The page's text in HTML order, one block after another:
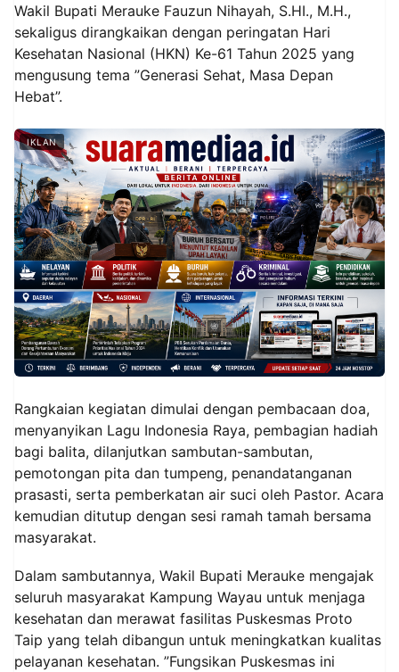
Wakil Bupati Merauke Fauzun Nihayah, S.HI., M.H.,
sekaligus dirangkaikan dengan peringatan Hari
Kesehatan Nasional (HKN) Ke-61 Tahun 2025 yang
mengusung tema ”Generasi Sehat, Masa Depan
Hebat”.
IKLAN
Rangkaian kegiatan dimulai dengan pembacaan doa,
menyanyikan Lagu Indonesia Raya, pembagian hadiah
bagi balita, dilanjutkan sambutan-sambutan,
pemotongan pita dan tumpeng, penandatanganan
prasasti, serta pemberkatan air suci oleh Pastor. Acara
kemudian ditutup dengan sesi ramah tamah bersama
masyarakat.
Dalam sambutannya, Wakil Bupati Merauke mengajak
seluruh masyarakat Kampung Wayau untuk menjaga
kesehatan dan merawat fasilitas Puskesmas Proto
Taip yang telah dibangun untuk meningkatkan kualitas
pelayanan kesehatan. ”Fungsikan Puskesmas ini